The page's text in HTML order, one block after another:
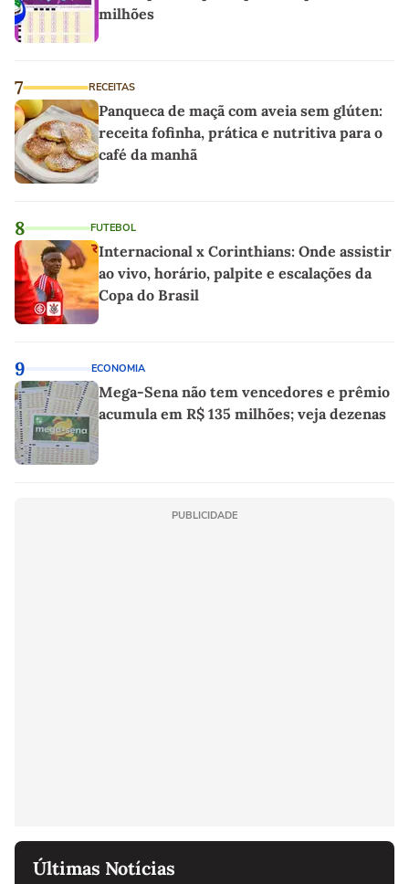
milhões
7 RECEITAS
Panqueca de maçã com aveia sem glúten:
receita fofinha, prática e nutritiva para o
café da manhã
8 FUTEBOL
Internacional x Corinthians: Onde assistir
ao vivo, horário, palpite e escalações da
Copa do Brasil
9 ECONOMIA
Mega-Sena não tem vencedores e prêmio
acumula em R$ 135 milhões; veja dezenas
PUBLICIDADE
Últimas Notícias